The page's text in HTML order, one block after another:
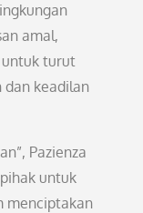
amal,
untuk turut
dan keadilan
Pazienza
untuk
menciptakan